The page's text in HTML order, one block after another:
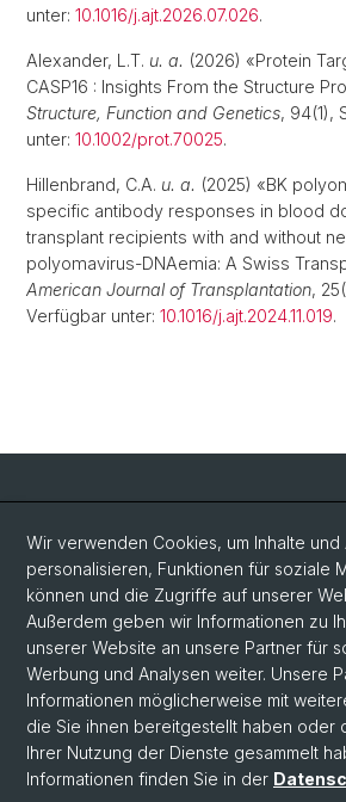
unter: 10.1016/j.ajt.2026.07.026.
Alexander, L.T. u. a. (2026) «Protein
CASP16 : Insights From the Structure
Structure, Function and Genetics, 94(1),
unter: 10.1002/prot.70025.
Hillenbrand, C.A. u. a. (2025) «BK
specific antibody responses in blood
transplant recipients with and without
polyomavirus-DNAemia: A Swiss
American Journal of Transplantation,
Verfügbar unter: 10.1016/j.ajt.2024.11.019.
Social Media
LinkedIn
Bluesky
Vimeo
Wir verwenden Cookies, um Inhalte und
personalisieren, Funktionen für soziale
können und die Zugriffe auf unserer
Außerdem geben wir Informationen zu
unserer Website an unsere Partner für
Werbung und Analysen weiter. Unsere
Informationen möglicherweise mit
die Sie ihnen bereitgestellt haben oder
Ihrer Nutzung der Dienste gesammelt
Informationen finden Sie in der